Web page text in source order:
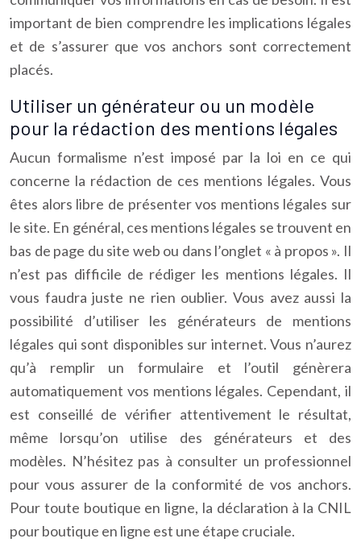
important de bien comprendre les implications légales
et de s’assurer que vos anchors sont correctement
placés.
Utiliser un générateur ou un modèle
pour la rédaction des mentions légales
Aucun formalisme n’est imposé par la loi en ce qui
concerne la rédaction de ces mentions légales. Vous
êtes alors libre de présenter vos mentions légales sur
le site. En général, ces mentions légales se trouvent en
bas de page du site web ou dans l’onglet « à propos ». Il
n’est pas difficile de rédiger les mentions légales. Il
vous faudra juste ne rien oublier. Vous avez aussi la
possibilité d’utiliser les générateurs de mentions
légales qui sont disponibles sur internet. Vous n’aurez
qu’à remplir un formulaire et l’outil génèrera
automatiquement vos mentions légales. Cependant, il
est conseillé de vérifier attentivement le résultat,
même lorsqu’on utilise des générateurs et des
modèles. N’hésitez pas à consulter un professionnel
pour vous assurer de la conformité de vos anchors.
Pour toute boutique en ligne, la déclaration à la CNIL
pour boutique en ligne est une étape cruciale.